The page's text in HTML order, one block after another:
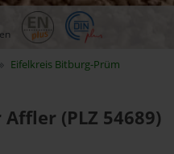
Eifelkreis Bitburg-Prüm
(PLZ 54689)